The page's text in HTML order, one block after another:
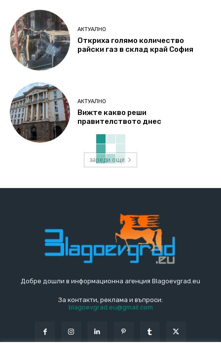
АКТУАЛНО
Откриха голямо количество
райски газ в склад край София
АКТУАЛНО
Вижте какво реши
правителството днес
зареди още
Добре дошли в информационна агенция Blagoevgrad.eu
За контакти, реклама и въпроси:
blagoevgrad.eu@gmail.com